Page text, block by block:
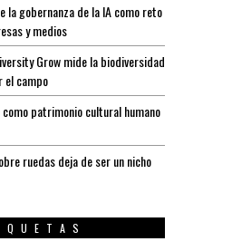
la gobernanza de la IA como reto
y medios
Grow mide la biodiversidad
el campo
patrimonio cultural humano
ruedas deja de ser un nicho